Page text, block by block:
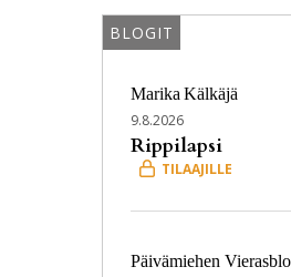
BLOGIT
Marika Kälkäjä
9.8.2026
Rippilapsi
Päivämiehen